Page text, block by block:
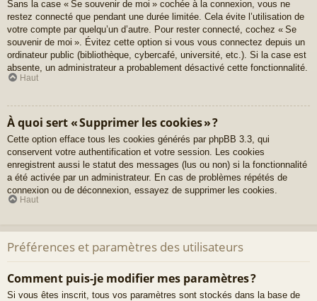
Sans la case « Se souvenir de moi » cochée à la connexion, vous ne
restez connecté que pendant une durée limitée. Cela évite l’utilisation de
votre compte par quelqu’un d’autre. Pour rester connecté, cochez « Se
souvenir de moi ». Évitez cette option si vous vous connectez depuis un
ordinateur public (bibliothèque, cybercafé, université, etc.). Si la case est
absente, un administrateur a probablement désactivé cette fonctionnalité.
Haut
À quoi sert « Supprimer les cookies » ?
Cette option efface tous les cookies générés par phpBB 3.3, qui
conservent votre authentification et votre session. Les cookies
enregistrent aussi le statut des messages (lus ou non) si la fonctionnalité
a été activée par un administrateur. En cas de problèmes répétés de
connexion ou de déconnexion, essayez de supprimer les cookies.
Haut
Préférences et paramètres des utilisateurs
Comment puis-je modifier mes paramètres ?
Si vous êtes inscrit, tous vos paramètres sont stockés dans la base de